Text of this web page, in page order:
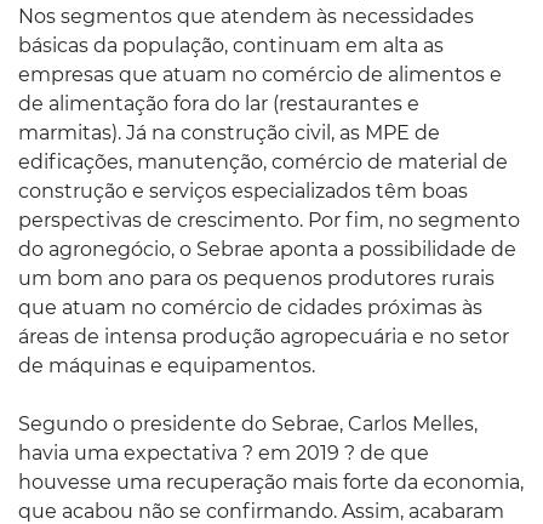
Nos segmentos que atendem às necessidades
básicas da população, continuam em alta as
empresas que atuam no comércio de alimentos e
de alimentação fora do lar (restaurantes e
marmitas). Já na construção civil, as MPE de
edificações, manutenção, comércio de material de
construção e serviços especializados têm boas
perspectivas de crescimento. Por fim, no segmento
do agronegócio, o Sebrae aponta a possibilidade de
um bom ano para os pequenos produtores rurais
que atuam no comércio de cidades próximas às
áreas de intensa produção agropecuária e no setor
de máquinas e equipamentos.
Segundo o presidente do Sebrae, Carlos Melles,
havia uma expectativa ? em 2019 ? de que
houvesse uma recuperação mais forte da economia,
que acabou não se confirmando. Assim, acabaram